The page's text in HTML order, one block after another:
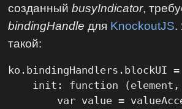
созданныйbusyIndicator,
bindingHandle для KnockoutJS.
такой:
ko.bindingHandlers.blockUI
init: function
var value =